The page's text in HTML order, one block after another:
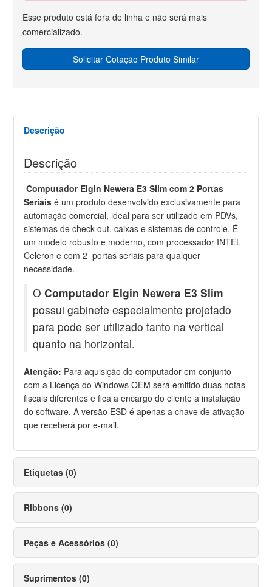
Esse produto está fora de linha e não será mais
comercializado.
Solicitar Cotação Produto Similar
Descrição
Descrição
Computador Elgin Newera E3 Slim com 2 Portas
Seriaisé um produto desenvolvido exclusivamente para
automação comercial, ideal para ser utilizado em PDVs,
sistemas de check-out, caixas e sistemas de controle. É
um modelo robusto e moderno, com processador INTEL
Celeron e com 2 portas seriais para qualquer
necessidade.
OComputador Elgin Newera E3 Slim
possui gabinete especialmente projetado
para pode ser utilizado tanto na vertical
quanto na horizontal.
Atenção: Para aquisição do computador em conjunto
com a Licença do Windows OEM será emitido duas notas
fiscais diferentes e fica a encargo do cliente a instalação
do software. A versão ESD é apenas a chave de ativação
que receberá por e-mail.
Etiquetas (0)
Ribbons (0)
Peças e Acessórios (0)
Suprimentos (0)